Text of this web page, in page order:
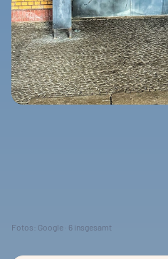
Fotos: Google · 6 insgesamt